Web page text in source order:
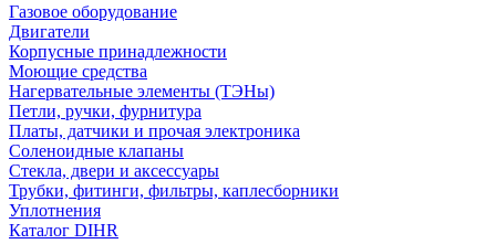
Газовое оборудование
Двигатели
Корпусные принадлежности
Моющие средства
Нагервательные элементы (ТЭНы)
Петли, ручки, фурнитура
Платы, датчики и прочая электроника
Соленоидные клапаны
Стекла, двери и аксессуары
Трубки, фитинги, фильтры, каплесборники
Уплотнения
Каталог DIHR